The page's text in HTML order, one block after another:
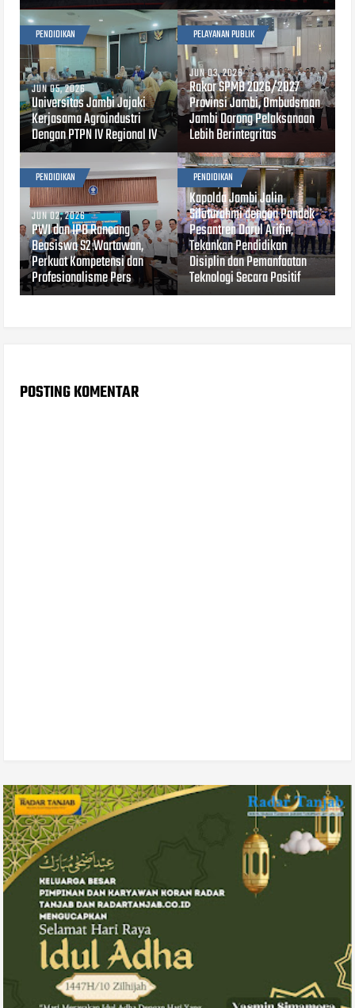
PENDIDIKAN
JUN 05, 2026
Universitas Jambi Jajaki
Kerjasama Agroindustri
Dengan PTPN IV Regional IV
PELAYANAN PUBLIK
JUN 03, 2026
Rakor SPMB 2026/2027
Provinsi Jambi, Ombudsman
Jambi Dorong Pelaksanaan
Lebih Berintegritas
PENDIDIKAN
JUN 02, 2026
PWI dan IPB Rancang
Beasiswa S2 Wartawan,
Perkuat Kompetensi dan
Profesionalisme Pers
PENDIDIKAN
MAY 12, 2026
Kapolda Jambi Jalin
Silaturahmi dengan Pondok
Pesantren Darul Arifin,
Tekankan Pendidikan
Disiplin dan Pemanfaatan
Teknologi Secara Positif
POSTING KOMENTAR